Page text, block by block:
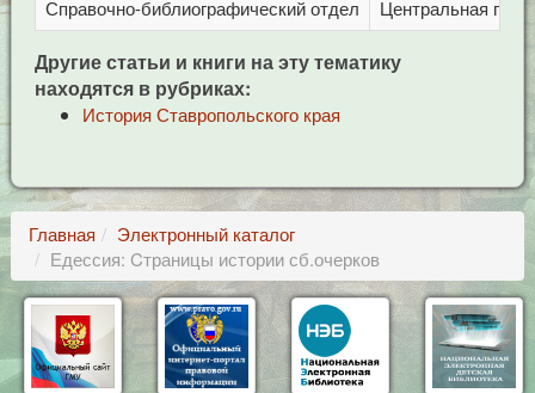
Справочно-библиографический отдел Центральная
Другие статьи и книги на эту тематику
находятся в рубриках:
История Ставропольского края
Главная
Электронный каталог
Едессия: Cтраницы истории сб.очерков